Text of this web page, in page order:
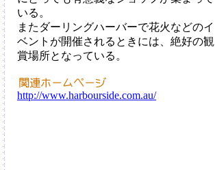
いる。
またダーリングハーバーで花火などのイ
ベントが開催されるときには、絶好の観
賞場所となっている。
http://www.harbourside.com.au/